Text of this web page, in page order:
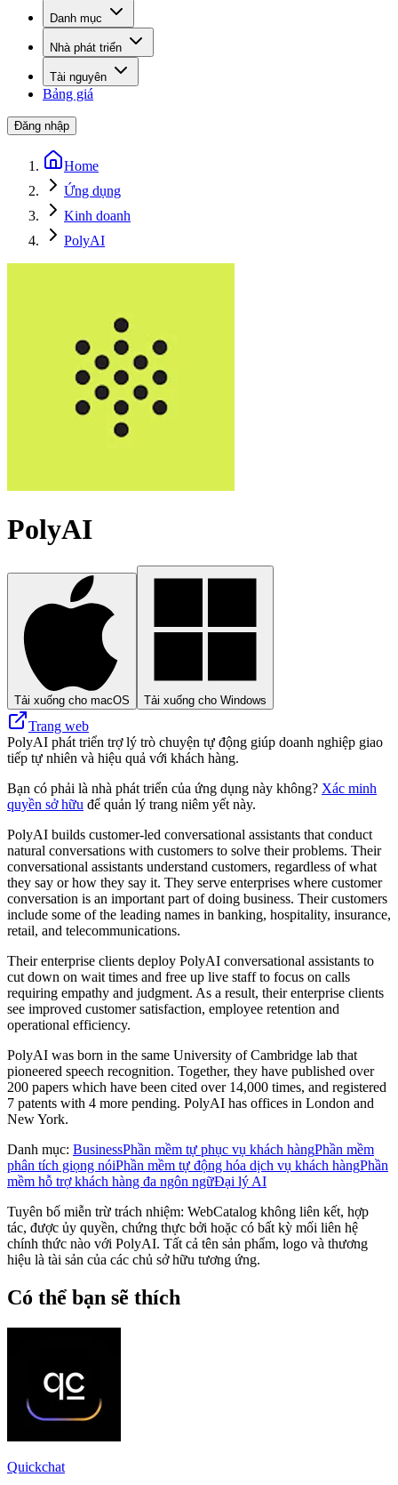
Danh mục
Nhà phát triển
Tài nguyên
Bảng giá
Đăng nhập
Home
Ứng dụng
Kinh doanh
PolyAI
PolyAI
Tải xuống cho macOS Tải xuống cho Windows
Trang web
PolyAI phát triển trợ lý trò chuyện tự động giúp doanh nghiệp giao
tiếp tự nhiên và hiệu quả với khách hàng.
Bạn có phải là nhà phát triển của ứng dụng này không? Xác minh
quyền sở hữu để quản lý trang niêm yết này.
PolyAI builds customer-led conversational assistants that conduct
natural conversations with customers to solve their problems. Their
conversational assistants understand customers, regardless of what
they say or how they say it. They serve enterprises where customer
conversation is an important part of doing business. Their customers
include some of the leading names in banking, hospitality, insurance,
retail, and telecommunications.
Their enterprise clients deploy PolyAI conversational assistants to
cut down on wait times and free up live staff to focus on calls
requiring empathy and judgment. As a result, their enterprise clients
see improved customer satisfaction, employee retention and
operational efficiency.
PolyAI was born in the same University of Cambridge lab that
pioneered speech recognition. Together, they have published over
200 papers which have been cited over 14,000 times, and registered
7 patents with 4 more pending. PolyAI has offices in London and
New York.
Danh mục: BusinessPhần mềm tự phục vụ khách hàngPhần mềm
phân tích giọng nóiPhần mềm tự động hóa dịch vụ khách hàngPhần
mềm hỗ trợ khách hàng đa ngôn ngữĐại lý AI
Tuyên bố miễn trừ trách nhiệm: WebCatalog không liên kết, hợp
tác, được ủy quyền, chứng thực bởi hoặc có bất kỳ mối liên hệ
chính thức nào với PolyAI. Tất cả tên sản phẩm, logo và thương
hiệu là tài sản của các chủ sở hữu tương ứng.
Có thể bạn sẽ thích
Quickchat